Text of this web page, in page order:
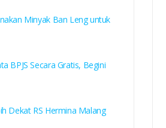
Minyak Ban Leng untuk
BPJS Secara Gratis, Begini
Dekat RS Hermina Malang